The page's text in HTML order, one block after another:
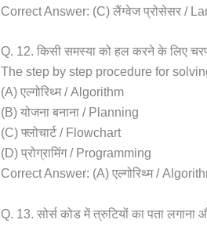
Correct Answer: (C) लैंग्वेज प्रोसेसर /
Q. 12. किसी समस्या को हल करने के लिए
The step by step procedure for
(A) एल्गोरिथ्म / Algorithm
(B) योजना बनाना / Planning
(C) फ्लोचार्ट / Flowchart
(D) प्रोग्रामिंग / Programming
Correct Answer: (A) एल्गोरिथ्म /
Q. 13. सोर्स कोड में त्रुटियों का पता लगाना